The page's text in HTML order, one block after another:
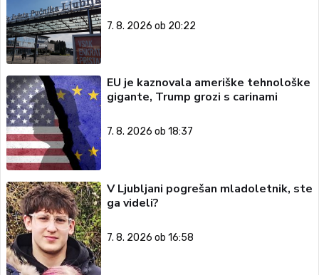
7. 8. 2026 ob 20:22
EU je kaznovala ameriške tehnološke
gigante, Trump grozi s carinami
7. 8. 2026 ob 18:37
V Ljubljani pogrešan mladoletnik, ste
ga videli?
7. 8. 2026 ob 16:58